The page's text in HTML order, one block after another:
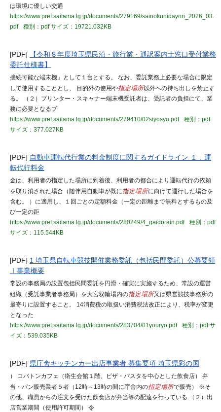
は環境に優しい交通
https://www.pref.saitama.lg.jp/documents/279169/sainokunidayori_2026_03.
pdf
種別：pdfサイズ：19721.032KB
[PDF]
【令和８年度埼玉県民泊・旅行業・通訳案内士窓口受付業務
委託仕様書】
接続可能な端末機」として１台とする。 なお、委託業務上必要な場合に限定
して使用することとし、 目的外の使用や指定場所以外への持ち出しを禁止す
る。 （２）プリンター・スキャナー端末機受託者は、受託者の負担にて、業
務に必要となるプ
https://www.pref.saitama.lg.jp/documents/279410/02siyosyo.pdf
種別：pdf
サイズ：377.027KB
[PDF] 自動車運転代行業の料金制度に関するガイドライン １．運
転代行料金
金は、利用者の指定した場所に到着後、利用者の都合により運転代行の依頼
を取り消された場合（随伴用自動車が既に指定場所に向けて運行した場合を
含む。 ）に適用し、１回ごとの定額料金（一定の距離まで無料とするもの及
び一定の距
https://www.pref.saitama.lg.jp/documents/280249/4_gaidorain.pdf
種別：pdf
サイズ：115.544KB
[PDF] 1 埼玉県自転車競技開催業務委託（包括民間委託）公募要領
Ⅰ事業概要
常設の事務局の設置包括民間委託を円滑・確実に実施するため、常設の運営
組織（受託事業者事務局）を大宮双輪場内の指定場所又は県営競技事務所の
最寄りに設置すること。 14消費税の取扱い消費税法改正により、税率が変更
となった
https://www.pref.saitama.lg.jp/documents/283704/01youryo.pdf
種別：pdfサ
イズ：539.035KB
[PDF] 県庁舎キッチンカー出店事業者 募集要項 埼玉県彩の国
） コバトンカフェ（衛生会館１階、ピザ・パスタを中心とした飲食店） 弁
当・パン販売業者５者（12時～13時の間に庁舎内の指定場所で販売） ※そ
の他、職員からの注文を受けた飲食店が弁当等の配達を行っている （２）出
店営業期間（使用許可期間） 令